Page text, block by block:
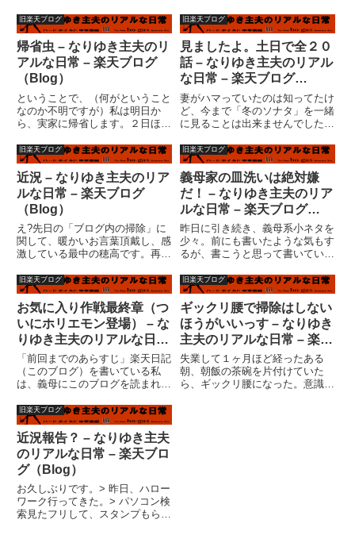
こと。新しいＨＰが用意されてい
るのですが、いわゆる「アバタ
ー」を利用したＨＰなのです。ア
バターを使う訳には...
分？いや、別に得意げになること
でもなし。でも、毎週母に病院に
連れて行ってもらったことは案外
得意げになることだったかもし
れ...
旧楽天ブログ
帰省虫 – なりゆき主夫のリ
アルな日常 – 楽天ブログ
（Blog）
ということで、（何がということ
なのか不明ですが）私は明日か
ら、実家に帰省します。２日ほど
願いします。（何が）実は、去年
の話・・・義母が旅行に行きたい
と言い出した際に、私は手抜きで
帰省がてら夏祭り見物、キャン
プ、...
旧楽天ブログ
見ましたよ。土日で全２０
話 – なりゆき主夫のリアル
な日常 – 楽天ブログ
（Blog）
妻がハマっていたのは知ってたけ
ど、今まで「冬のソナタ」を一緒
に見ることは出来ませんでした。
知り合いがいて、韓国の文化に対
してそんなにクリーンなイメージ
が出来てないのです。つい、「ペ
ー様ですか」とか、「あんなに
顔...
旧楽天ブログ
近況 – なりゆき主夫のリア
ルな日常 – 楽天ブログ
（Blog）
え?先日の「ブログ内の掃除」に
関して、暖かいお言葉頂戴し、感
激している最中の穂高です。再び
め、充電というか、過去の日記を
読み返していたのですが、最初の
頃（２００４年６月開始）の日記
を読んで見ると、行間詰まって
読...
旧楽天ブログ
義母家の皿洗いは絶対嫌
だ！ – なりゆき主夫のリア
ルな日常 – 楽天ブログ
（Blog）
昨日に引き続き、義母系小ネタを
少々。前にも書いたような気もす
るが、書こうと思って書いていな
タ。私の実家は中華料理屋。子供
の頃から大量の皿洗いは経験済み
だ。家庭の台所というのは確かに
使い使い難い。皿洗いするに
も、...
旧楽天ブログ
お気に入り作戦最終章（つ
いにホリエモン登場） – な
りゆき主夫のリアルな日常
– 楽天ブログ（Blog）
「前回までのあらすじ」楽天日記
（このブログ）を書いている私
は、義母にこのブログを読まれる
た。それ以来、言葉を選んで日記
を書いていた訳だが・・・・「リ
アル・ワールド（現実）」と、
「ファンタジー･ワールド（日
記）」と...
旧楽天ブログ
ギックリ腰で掃除はしない
ほうがいいっす – なりゆき
主夫のリアルな日常 – 楽天
ブログ（Blog）
失業して１ヶ月ほど経ったある
朝、朝飯の茶碗を片付けていた
ら、ギックリ腰になった。意識は
旧楽天ブログ
近況報告？ – なりゆき主夫
のリアルな日常 – 楽天ブロ
グ（Blog）
お久しぶりです。> 昨日、ハロー
ワーク行ってきた。> パソコン検
索見たフリして、スタンプもらっ